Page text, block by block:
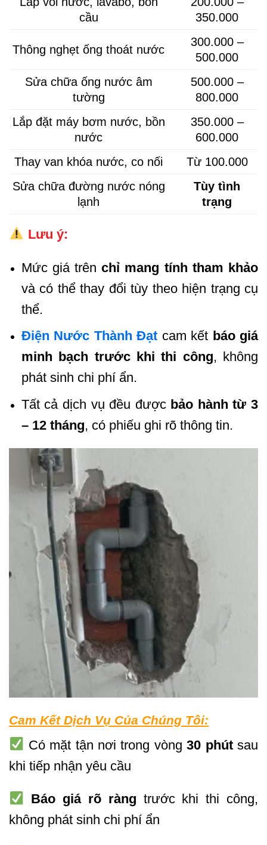
cầu
350.000
Thông nghẹt ống thoát nước
300.000 –
500.000
Sửa chữa ống nước âm
tường
500.000 –
800.000
Lắp đặt máy bơm nước, bồn
nước
350.000 –
600.000
Thay van khóa nước, co nối
Từ 100.000
Sửa chữa đường nước nóng
lạnh
Tùy tình
trạng
Lưu ý:
Mức giá trênchỉ mang tính tham khảo
và có thể thay đổi tùy theo hiện trạng cụ
thể.
Điện Nước Thành Đạt cam kết báo giá
minh bạch trước khi thi công, không
phát sinh chi phí ẩn.
Tất cả dịch vụ đều được bảo hành từ 3
– 12 tháng, có phiếu ghi rõ thông tin.
Cam Kết Dịch Vụ Của Chúng Tôi:
Có mặt tận nơi trong vòng30 phútsau
khi tiếp nhận yêu cầu
Báo giá rõ ràng trước khi thi công,
không phát sinh chi phí ẩn